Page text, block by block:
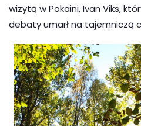
wizytą w Pokaini, Ivan Viks,
debaty umarł na tajemniczą